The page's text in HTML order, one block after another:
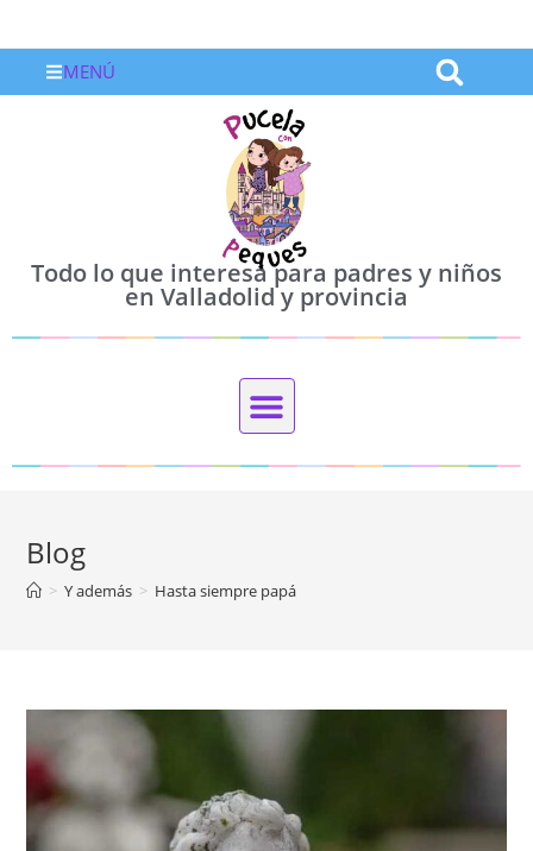
MENÚ
Todo lo que interesa para padres y niños
en Valladolid y provincia
Blog
> Y además > Hasta siempre papá